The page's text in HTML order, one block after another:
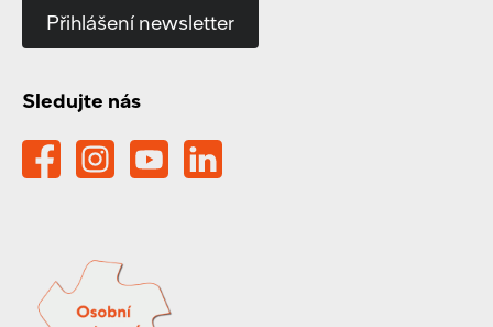
Přihlášení newsletter
Sledujte nás